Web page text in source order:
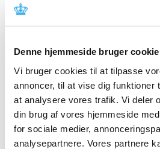
Denne hjemmeside bruger
Vi bruger cookies til at tilpasse
annoncer, til at vise dig funktioner
at analysere vores trafik. Vi deler
din brug af vores hjemmeside
for sociale medier,
analysepartnere. Vores partnere
2021 (516)
2020 (263)
2019 (159)
2018 (150)
2017 (167)
2016 (167)